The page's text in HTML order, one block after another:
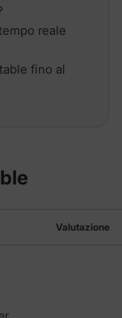
reale
fino al
Valutazione